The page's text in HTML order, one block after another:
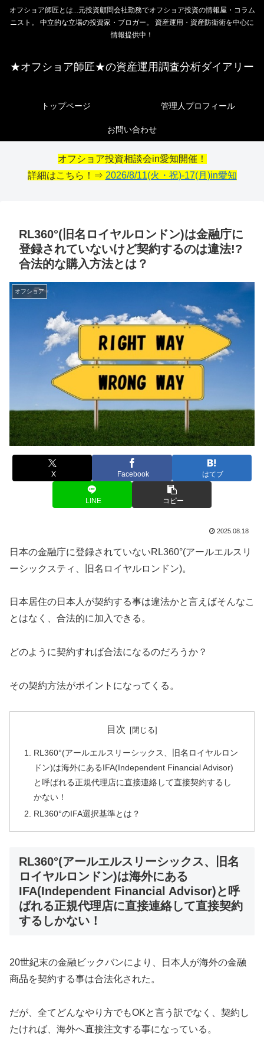
オフショア師匠とは...元投資顧問会社勤務でオフショア投資の情報屋・コラム
ニスト。 中立的な立場の投資家・ブロガー。 資産運用・資産防衛術を中心に
情報提供中！
★オフショア師匠★の資産運用調査分析ダイアリー
トップページ 管理人プロフィール
お問い合わせ
オフショア投資相談会in愛知開催！
詳細はこちら！⇒ 2026/8/11(火・祝)-17(月)in愛知
RL360°(旧名ロイヤルロンドン)は金融庁に
登録されていないけど契約するのは違法!?
合法的な購入方法とは？
オフショア
X Facebook はてブ
LINE コピー
2025.08.18
日本の金融庁に登録されていないRL360°(アールエルスリ
ーシックスティ、旧名ロイヤルロンドン)。
日本居住の日本人が契約する事は違法かと言えばそんなこ
とはなく、合法的に加入できる。
どのように契約すれば合法になるのだろうか？
その契約方法がポイントになってくる。
目次
RL360°(アールエルスリーシックス、旧名ロイヤルロン
ドン)は海外にあるIFA(Independent Financial Advisor)
と呼ばれる正規代理店に直接連絡して直接契約するし
かない！
RL360°のIFA選択基準とは？
RL360°(アールエルスリーシックス、旧名
ロイヤルロンドン)は海外にある
IFA(Independent Financial Advisor)と呼
ばれる正規代理店に直接連絡して直接契約
するしかない！
20世紀末の金融ビックバンにより、日本人が海外の金融
商品を契約する事は合法化された。
だが、全てどんなやり方でもOKと言う訳でなく、契約し
たければ、海外へ直接注文する事になっている。